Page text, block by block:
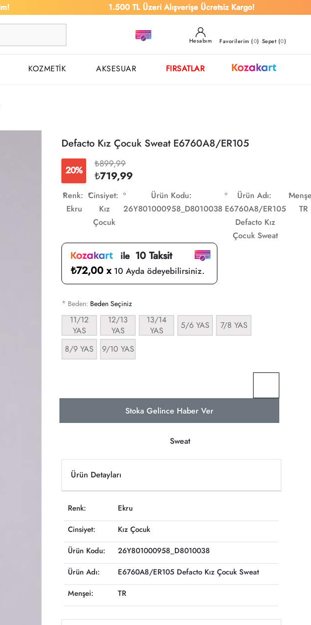
1.500 TL Üzeri Alışverişe Ücretsiz Kargo!
Hesabım Favorilerim (0) Sepet (0)
KOZMETİK AKSESUAR FIRSATLAR
Defacto Kız Çocuk Sweat E6760A8/ER105
20%
₺899,99
₺719,99
Renk:
Ekru
Cinsiyet:
Kız
Çocuk
Ürün Kodu:
26Y801000958_D8010038
Ürün Adı:
E6760A8/ER105
Defacto Kız
Çocuk Sweat
TR
ile10 Taksit
₺72,00 x 10 Ayda ödeyebilirsiniz.
* Beden: Beden Seçiniz
11/12
YAS
12/13
YAS
13/14
YAS
5/6 YAS 7/8 YAS
8/9 YAS 9/10 YAS
Stoka Gelince Haber Ver
Sweat
Ürün Detayları
Renk:
Ekru
Cinsiyet:
Kız Çocuk
Ürün Kodu:
26Y801000958_D8010038
Ürün Adı:
E6760A8/ER105 Defacto Kız Çocuk Sweat
Menşei:
TR